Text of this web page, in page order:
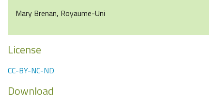
Mary Brenan, Royaume-Uni
License
CC-BY-NC-ND
Download